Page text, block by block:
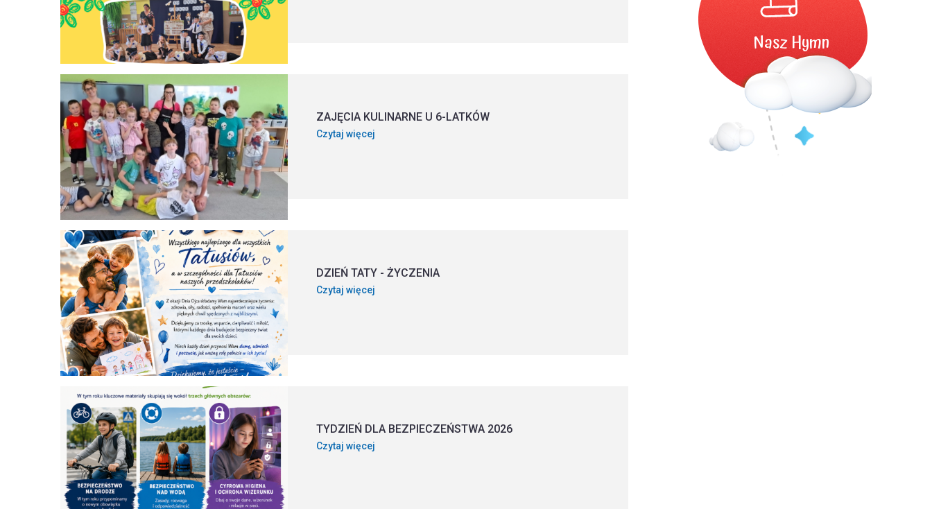
ZAJĘCIA KULINARNE U 6-LATKÓW
Czytaj więcej
DZIEŃ TATY - ŻYCZENIA
Czytaj więcej
TYDZIEŃ DLA BEZPIECZEŃSTWA 2026
Czytaj więcej
Nasz Hymn